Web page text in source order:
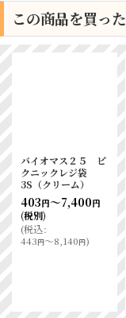
この商品を買っ
バイオマス２５ ピ
クニックレジ袋
3S（クリーム）
403円～7,400円
(税別)
(税込:
443円～8,140円)